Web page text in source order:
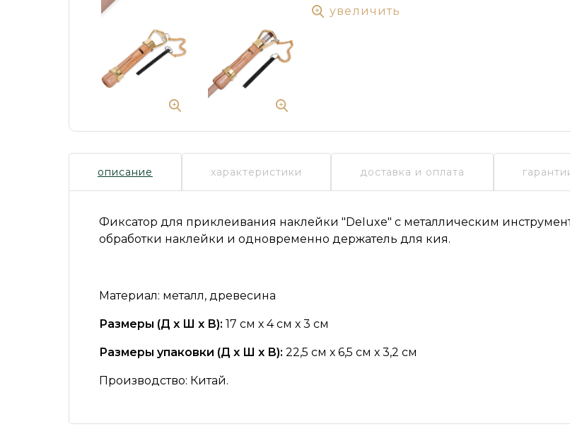
увеличить
описание характеристики доставка и оплата
Фиксатор для приклеивания наклейки "DeIuxe" с металлическим
обработки наклейки и одновременно держатель для кия.
Материал: металл, древесина
Размеры (Д х Ш х В): 17 см х 4 см х 3 см
Размеры упаковки (Д х Ш х В): 22,5 см х 6,5 см х 3,2 см
Производство: Китай.